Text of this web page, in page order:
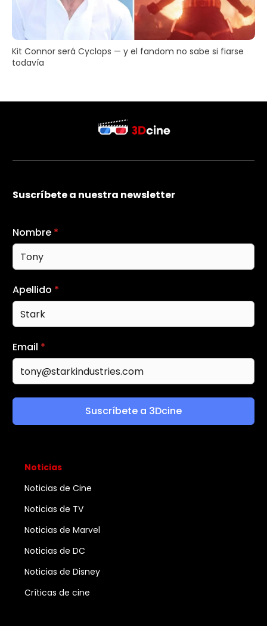
Kit Connor será Cyclops — y el fandom no sabe si fiarse
todavía
Suscríbete a nuestra newsletter
Nombre *
Apellido *
Email *
Suscríbete a 3Dcine
Noticias
Noticias de Cine
Noticias de TV
Noticias de Marvel
Noticias de DC
Noticias de Disney
Críticas de cine